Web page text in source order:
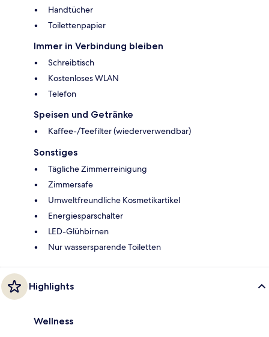
Handtücher
Toilettenpapier
Immer in Verbindung bleiben
Schreibtisch
Kostenloses WLAN
Telefon
Speisen und Getränke
Kaffee-/Teefilter (wiederverwendbar)
Sonstiges
Tägliche Zimmerreinigung
Zimmersafe
Umweltfreundliche Kosmetikartikel
Energiesparschalter
LED-Glühbirnen
Nur wassersparende Toiletten
Highlights
Wellness